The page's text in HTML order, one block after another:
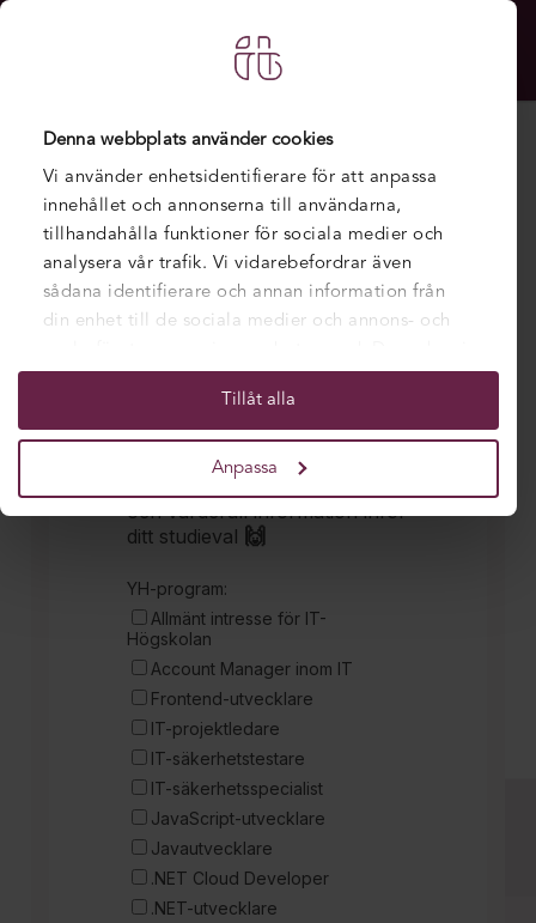
Denna webbplats använder cookies
Vi använder enhetsidentifierare för att anpassa
innehållet och annonserna till användarna,
tillhandahålla funktioner för sociala medier och
analysera vår trafik. Vi vidarebefordrar även
sådana identifierare och annan information från
din enhet till de sociala medier och annons- och
information som du har tillhandahållit eller som
de har samlat in när du har använt deras tjänster.
Tillåt alla
Anpassa
Intresseanmälan